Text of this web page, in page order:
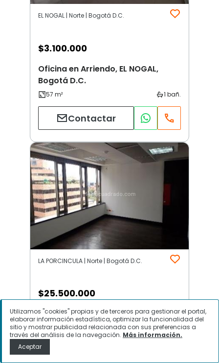
EL NOGAL | Norte | Bogotá D.C.
$3.100.000
Oficina en Arriendo, EL NOGAL,
Bogotá D.C.
Contactar
LA PORCINCULA | Norte | Bogotá D.C.
$25.500.000
Oficina en Arriendo, LA
PORCINCULA, Bogotá D.C.
Utilizamos "cookies" propias y de terceros para gestionar el portal,
elaborar información estadística, optimizar la funcionalidad del
sitio y mostrar publicidad relacionada con sus preferencias a
través del análisis de la navegación. Más información.
Aceptar